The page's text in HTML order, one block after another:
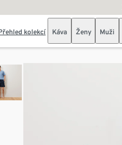
kolekcí Káva Ženy Muži